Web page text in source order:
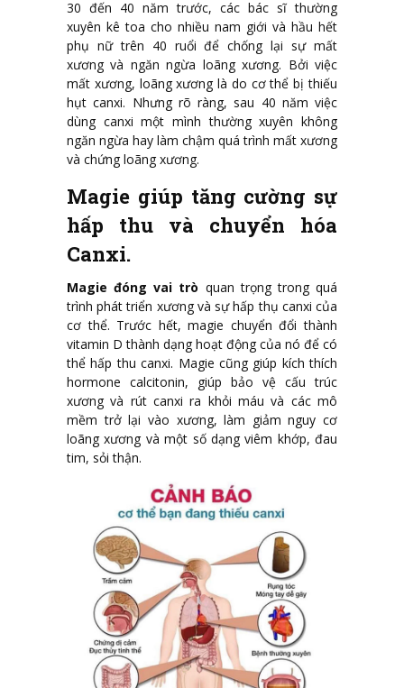
30 đến 40 năm trước, các bác sĩ thường
xuyên kê toa cho nhiều nam giới và hầu hết
phụ nữ trên 40 ruổi để chống lại sự mất
xương và ngăn ngừa loãng xương. Bởi việc
mất xương, loãng xương là do cơ thể bị thiếu
hụt canxi. Nhưng rõ ràng, sau 40 năm việc
dùng canxi một mình thường xuyên không
ngăn ngừa hay làm chậm quá trình mất xương
và chứng loãng xương.
Magie giúp tăng cường sự
hấp thu và chuyển hóa
Canxi.
Magie đóng vai trò quan trọng trong quá
trình phát triển xương và sự hấp thụ canxi của
cơ thể. Trước hết, magie chuyển đổi thành
vitamin D thành dạng hoạt động của nó để có
thể hấp thu canxi. Magie cũng giúp kích thích
hormone calcitonin, giúp bảo vệ cấu trúc
xương và rút canxi ra khỏi máu và các mô
mềm trở lại vào xương, làm giảm nguy cơ
loãng xương và một số dạng viêm khớp, đau
tim, sỏi thận.